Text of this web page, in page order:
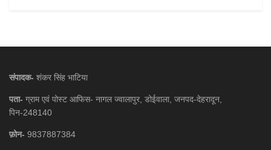
संपादक- शंकर सिंह भाटिया
पता- ग्राम एवं पोस्ट आफिस- नागल ज्वालापुर, डोईवाला, जनपद-देहरादून,
पिन-248140
फ़ोन- 9837887384